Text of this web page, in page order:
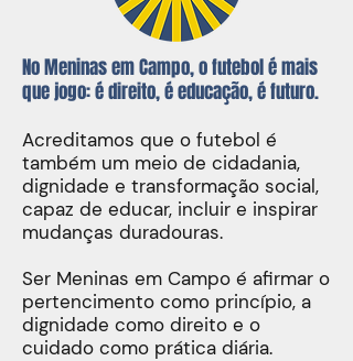
No Meninas em Campo, o futebol é mais
que jogo: é direito, é educação, é futuro.
Acreditamos que o futebol é
também um meio de cidadania,
dignidade e transformação social,
capaz de educar, incluir e inspirar
mudanças duradouras.
Ser Meninas em Campo é afirmar o
pertencimento como princípio, a
dignidade como direito e o
cuidado como prática diária.